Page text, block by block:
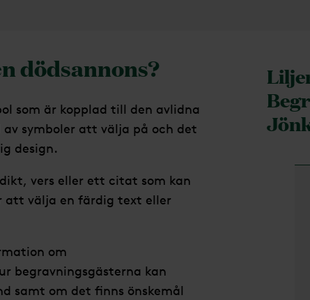
dödsannons?
som är kopplad till den avlidna
symboler att välja på och det
design.
vers eller ett citat som kan
att välja en färdig text eller
om
begravningsgästerna kan
samt om det finns önskemål